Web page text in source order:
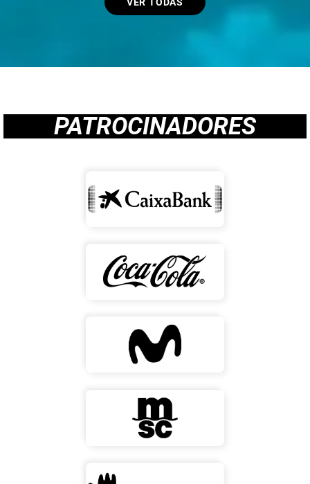
PATROCINADORES